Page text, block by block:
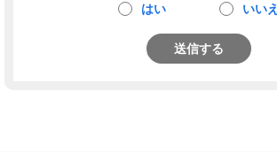
はい いいえ
送信する